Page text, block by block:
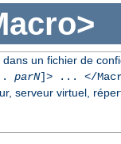
un fichier de
parN]> ... </
serveur virtuel,